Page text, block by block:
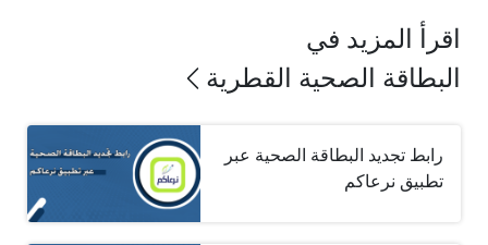
اقرأ المزيد في
البطاقة الصحية القطرية
رابط تجديد البطاقة الصحية عبر
تطبيق نرعاكم